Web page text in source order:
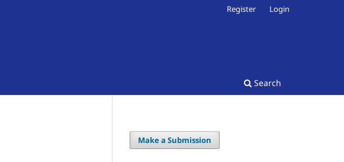
Search
Register Login
Make a Submission